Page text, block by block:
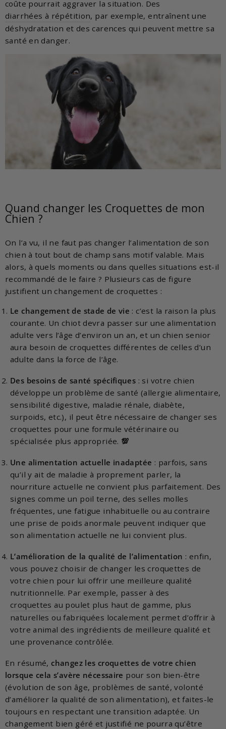
coûte pourrait aggraver la situation. Des
diarrhées à répétition, par exemple, entraînent une
déshydratation et des carences qui peuvent mettre sa
santé en danger.
Quand changer les Croquettes de mon
Chien ?
On l’a vu, il ne faut pas changer l’alimentation de son
chien à tout bout de champ sans motif valable. Mais
alors, à quels moments ou dans quelles situations est-il
recommandé de le faire ? Plusieurs cas de figure
justifient un changement de croquettes :
Le changement de stade de vie : c’est la raison la plus
courante. Un chiot devra passer sur une alimentation
adulte vers l’âge d’environ un an, et un chien senior
aura besoin de croquettes différentes de celles d’un
adulte dans la force de l’âge.
Des besoins de santé spécifiques : si votre chien
développe un problème de santé (allergie alimentaire,
sensibilité digestive, maladie rénale, diabète,
surpoids, etc.), il peut être nécessaire de changer ses
croquettes pour une formule vétérinaire ou
spécialisée plus appropriée. 💯
Une alimentation actuelle inadaptée : parfois, sans
qu’il y ait de maladie à proprement parler, la
nourriture actuelle ne convient plus parfaitement. Des
signes comme un poil terne, des selles molles
fréquentes, une fatigue inhabituelle ou au contraire
une prise de poids anormale peuvent indiquer que
son alimentation actuelle ne lui convient plus.
L’amélioration de la qualité de l’alimentation : enfin,
vous pouvez choisir de changer les croquettes de
votre chien pour lui offrir une meilleure qualité
nutritionnelle. Par exemple, passer à des
croquettes au poulet plus haut de gamme, plus
naturelles ou fabriquées localement permet d’offrir à
votre animal des ingrédients de meilleure qualité et
une provenance contrôlée.
En résumé, changez les croquettes de votre chien
lorsque cela s’avère nécessaire pour son bien-être
(évolution de son âge, problèmes de santé, volonté
d’améliorer la qualité de son alimentation), et faites-le
toujours en respectant une transition adaptée. Un
changement bien géré et justifié ne pourra qu’être